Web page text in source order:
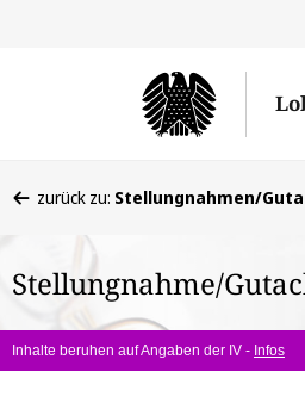
befinden
hier:
zurück zu: Stellungnahmen/
Stellungnahme/
Inhalte beruhen auf Angaben der IV - Infos